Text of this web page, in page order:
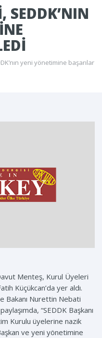
SEDDK’NIN
yeni yönetimine başarılar
Menteş, Kurul Üyeleri
Küçükcan’da yer aldı.
Bakanı Nurettin Nebati
“SEDDK Başkanı
Kurulu üyelerine nazik
ve yeni yönetimine